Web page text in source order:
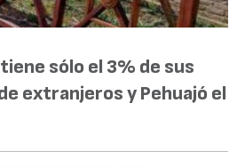
sólo el 3% de sus
extranjeros y Pehuajó el